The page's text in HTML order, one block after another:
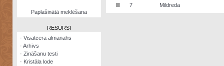
NomētātāsPaplašinātā meklēšana
RESURSI
· Visatcera almanahs
· Arhīvs
· Zināšanu testi
· Kristāla lode
■ 7 Mildreda